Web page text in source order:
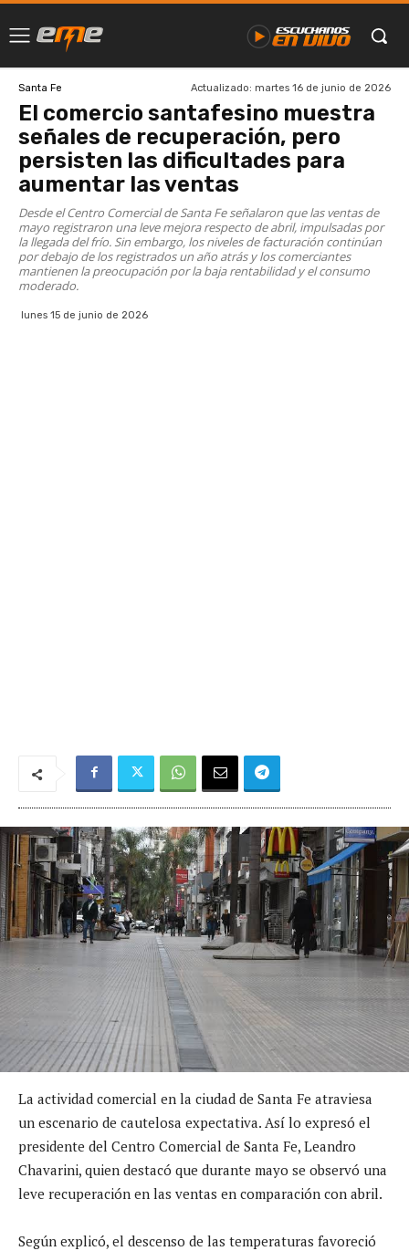
Santa Fe Actualizado: martes 16 de junio de 2026
El comercio santafesino muestra
señales de recuperación, pero
persisten las dificultades para
aumentar las ventas
Desde el Centro Comercial de Santa Fe señalaron que las ventas de
mayo registraron una leve mejora respecto de abril, impulsadas por
la llegada del frío. Sin embargo, los niveles de facturación continúan
por debajo de los registrados un año atrás y los comerciantes
mantienen la preocupación por la baja rentabilidad y el consumo
moderado.
lunes 15 de junio de 2026
La actividad comercial en la ciudad de Santa Fe atraviesa
un escenario de cautelosa expectativa. Así lo expresó el
presidente del Centro Comercial de Santa Fe, Leandro
Chavarini, quien destacó que durante mayo se observó una
leve recuperación en las ventas en comparación con abril.
Según explicó, el descenso de las temperaturas favoreció